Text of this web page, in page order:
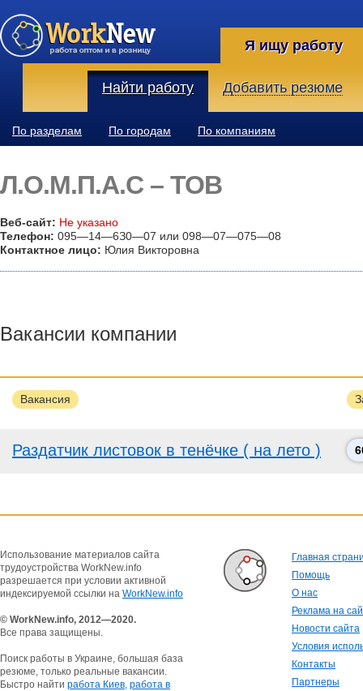
Я ищу работу
Найти работу Добавить резюме
По разделам По городам По компаниям
Л.О.М.П.А.С – ТОВ
Веб-сайт: Не указано
Телефон: 095—14—6З0—07 или 098—07—075—08
Контактное лицо: Юлия Викторовна
Вакансии компании
Вакансия
Раздатчик листовок в тенёчке ( на лето )
Использование материалов сайта
трудоустройства WorkNew.info
разрешается при условии активной
индексируемой ссылки на WorkNew.info
© WorkNew.info, 2012—2020.
Все права защищены.
Поиск работы в Украине, большая база
резюме, только реальные вакансии.
Быстро найти работа Киев, работа в
Главная
Помощь
О нас
Реклама на
Новости сайта
Условия
Контакты
Партнеры